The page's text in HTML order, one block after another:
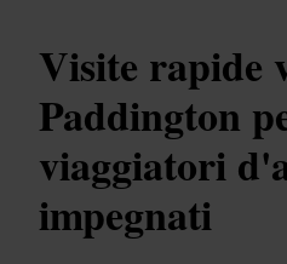
Visite rapide
Paddington
viaggiatori
impegnati